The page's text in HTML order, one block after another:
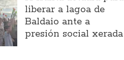
liberar a lagoa de
Baldaio ante a
presión social xerada